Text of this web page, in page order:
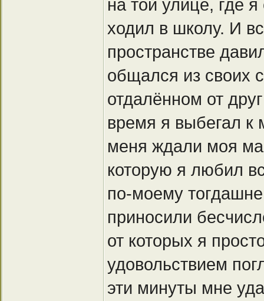
на той улице, где
ходил в школу. И
пространстве
общался из своих
отдалённом от
время я выбегал к
меня ждали моя
которую я любил
по-моему
приносили
от которых я
удовольствием
эти минуты мне